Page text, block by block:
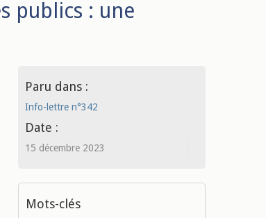
publics : une
Paru dans :
Info-lettre n°342
Date :
15 décembre 2023
Mots-clés